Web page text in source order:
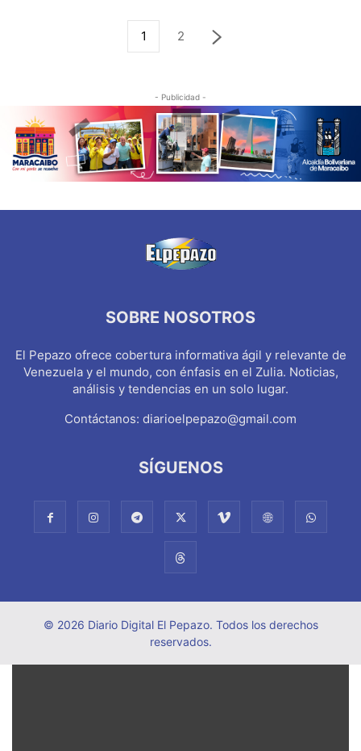
1 2
- Publicidad -
SOBRE NOSOTROS
El Pepazo ofrece cobertura informativa ágil y relevante de
Venezuela y el mundo, con énfasis en el Zulia. Noticias,
análisis y tendencias en un solo lugar.
Contáctanos: diarioelpepazo@gmail.com
SÍGUENOS
© 2026 Diario Digital El Pepazo. Todos los derechos
reservados.